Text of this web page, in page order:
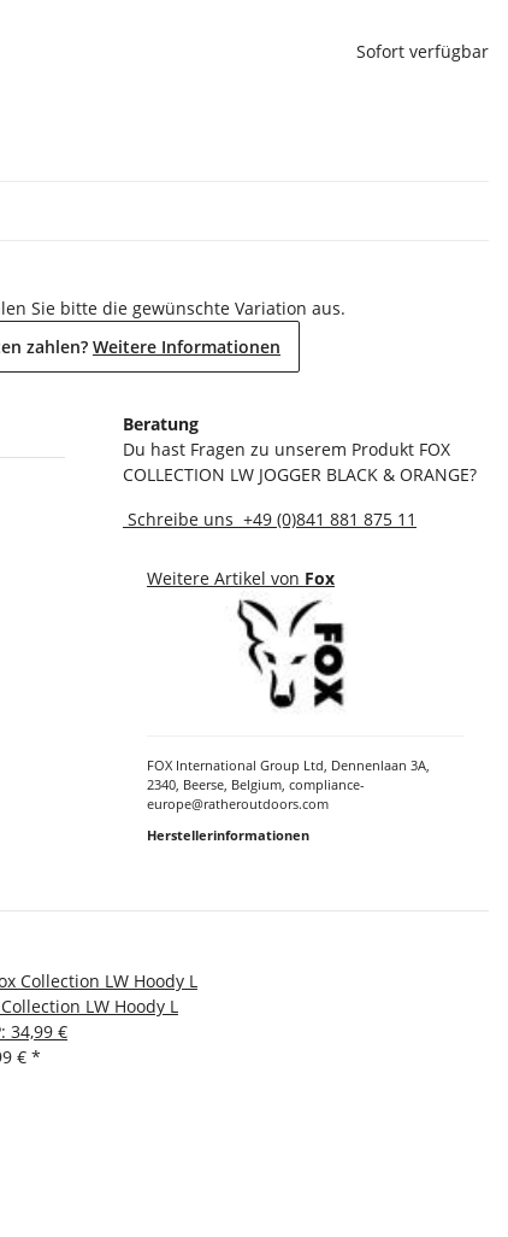
Sofort verfügbar
Sie bitte die gewünschte Variation aus.
zahlen? Weitere Informationen
Beratung
Du hast Fragen zu unserem Produkt FOX
COLLECTION LW JOGGER BLACK & ORANGE?
Schreibe uns +49 (0)841 881 875 11
Weitere Artikel von Fox
FOX International Group Ltd, Dennenlaan 3A,
2340, Beerse, Belgium, compliance-
europe@ratheroutdoors.com
Herstellerinformationen
Collection LW Hoody L
: 34,99 €
€ *